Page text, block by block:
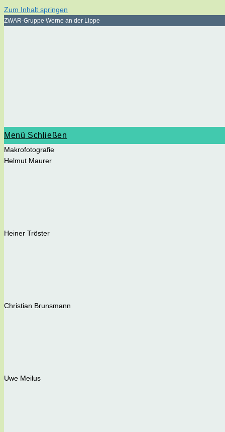
Zum Inhalt springen
ZWAR-Gruppe Werne an der Lippe
Menü Schließen
Makrofotografie
Helmut Maurer
Heiner Tröster
Christian Brunsmann
Uwe Meilus